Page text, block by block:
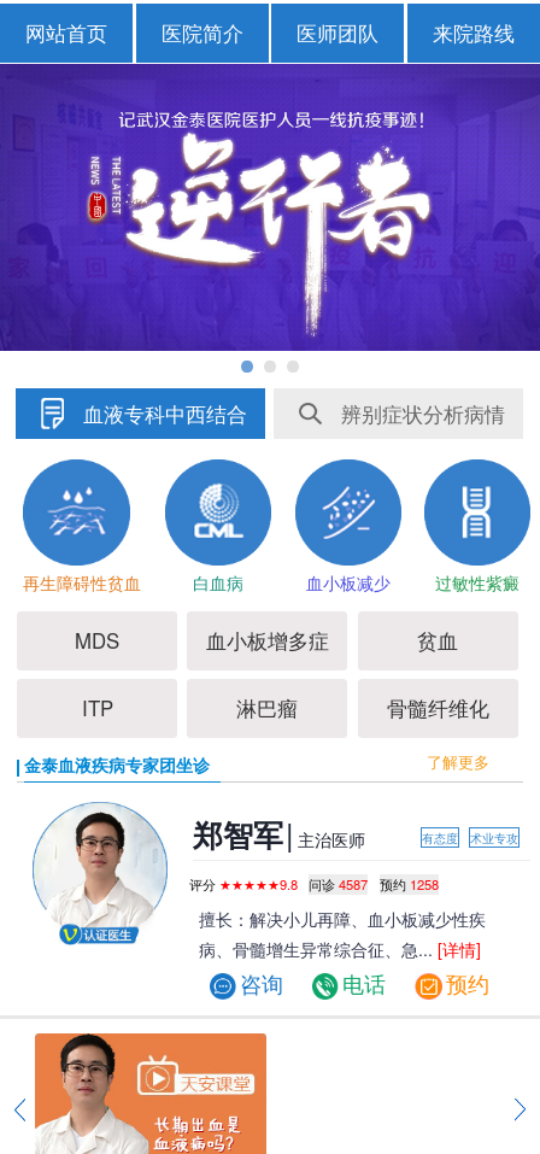
网站首页 医院简介 医师团队 来院路线
血液专科中西结合 辨别症状分析病情
再生障碍性贫血 白血病 血小板减少 过敏性紫癜
MDS 血小板增多症 贫血
ITP 淋巴瘤 骨髓纤维化
金泰血液疾病专家团坐诊 了解更多
郑智军| 主治医师 术业专攻
有态度
评分 ★★★★★9.8 问诊 4587 预约 1258
擅长：解决小儿再障、血小板减少性疾
病、骨髓增生异常综合征、急...[详情]
咨询 电话 预约